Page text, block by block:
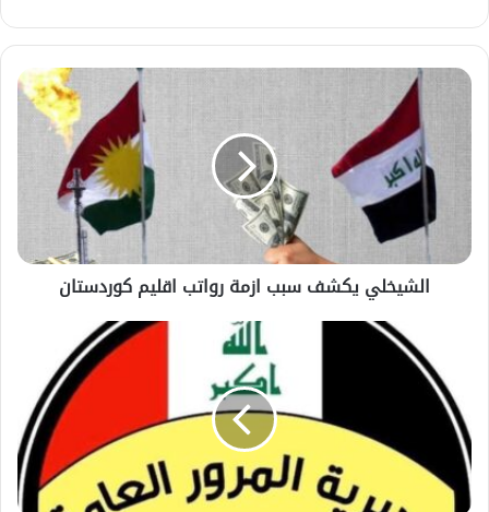
الشيخلي يكشف سبب ازمة رواتب اقليم كوردستان